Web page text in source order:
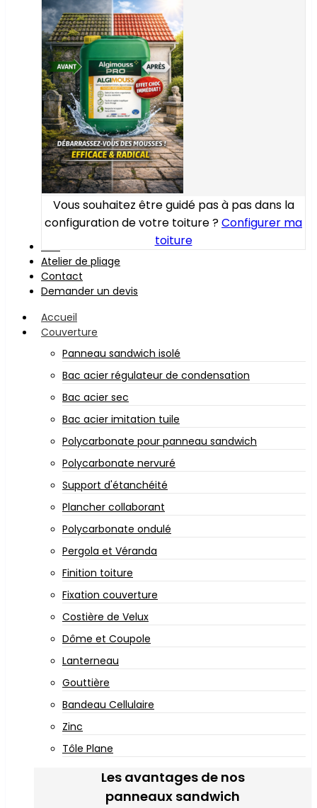
Vous souhaitez être guidé pas à pas dans la
configuration de votre toiture ?Configurer ma
toiture
Atelier de pliage
Contact
Demander un devis
Accueil
Couverture
Panneau sandwich isolé
Bac acier régulateur de condensation
Bac acier sec
Bac acier imitation tuile
Polycarbonate pour panneau sandwich
Polycarbonate nervuré
Support d'étanchéité
Plancher collaborant
Polycarbonate ondulé
Pergola et Véranda
Finition toiture
Fixation couverture
Costière de Velux
Dôme et Coupole
Lanterneau
Gouttière
Bandeau Cellulaire
Zinc
Tôle Plane
Les avantages de nos
panneaux sandwich